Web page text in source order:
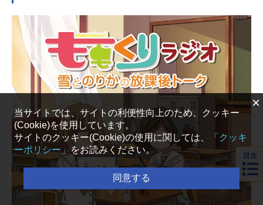
とを大義名分に頑張るも、なかなか
芽が出ない4人だった。そんな4人に
は「お笑い界の武道館」、なんばグ
ランド花月の舞台に立つ！ という
目標があった。しかし、とりあえず
まずは身近なところからいっとこ
か、ということで、東京渋谷の無限
大ホールのいっちばん最下層、ファ
ームクラスの舞台に立つことを目指
して頑張っていくことにした。彼女
たちのライバルであり（勝手に彼女
たちが思っているだけ）、まふゆの
妹のまなつとその幼なじみの金成か
なえの高校の先輩でもある現役女子
高生芸人「JKクール」を目標に、ま
目次
×
当サイトでは、サイトの利便性向上のため、クッキー
(Cookie)を使用しています。
サイトのクッキー(Cookie)の使用に関しては、
「クッキ
ーポリシー」 をお読みください。
同意する